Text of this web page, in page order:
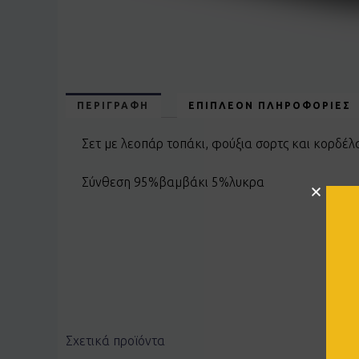
ΠΕΡΙΓΡΑΦΉ ΕΠΙΠΛΈΟΝ ΠΛΗΡΟΦΟΡΊΕΣ
Σετ με λεοπάρ τοπάκι, φούξια σορτς και
Σύνθεση 95%βαμβάκι 5%λυκρα
Σχετικά προϊόντα